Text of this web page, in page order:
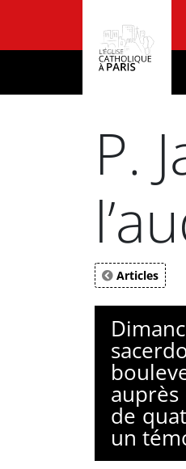
P.
Articles
auprès
de
un